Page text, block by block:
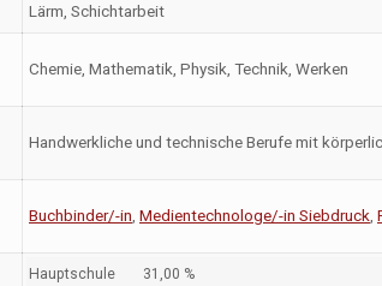
Lärm, Schichtarbeit
Chemie, Mathematik, Physik, Technik, Werken
Handwerkliche und technische Berufe mit
Buchbinder/-in Medientechnologe/-in Siebdruck
Hauptschule 31,00 %